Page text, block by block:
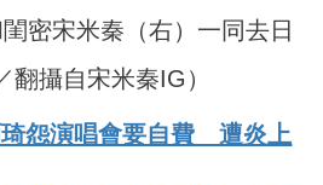
密宋米秦（右）一同去日
翻攝自宋米秦IG）
怨演唱會要自費 遭炎上